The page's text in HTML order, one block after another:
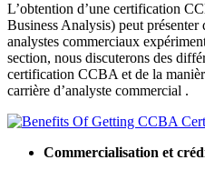
L’obtention d’une certification
Business Analysis) peut
analystes commerciaux
section, nous discuterons des
certification CCBA et de la
carrière d’analyste commercial .
Commercialisation et